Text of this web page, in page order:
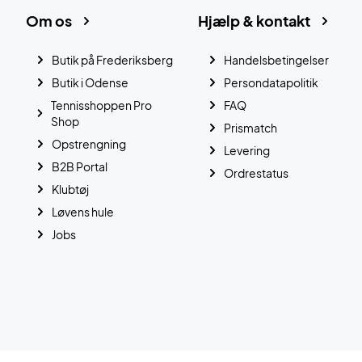
Hjælp & kontakt
Handelsbetingelser
Persondatapolitik
FAQ
Prismatch
Levering
Ordrestatus
Om os
Butik på Frederiksberg
Butik i Odense
Tennisshoppen Pro
Shop
Opstrengning
B2B Portal
Klubtøj
Løvens hule
Jobs